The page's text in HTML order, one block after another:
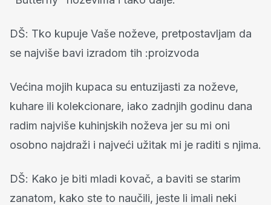
DŠ: Tko kupuje Vaše noževe, pretpostavljam da
se najviše bavi izradom tih :proizvoda
Većina mojih kupaca su entuzijasti za noževe,
kuhare ili kolekcionare, iako zadnjih godinu dana
radim najviše kuhinjskih noževa jer su mi oni
osobno najdraži i najveći užitak mi je raditi s njima.
DŠ: Kako je biti mladi kovač, a baviti se starim
zanatom, kako ste to naučili, jeste li imali neki